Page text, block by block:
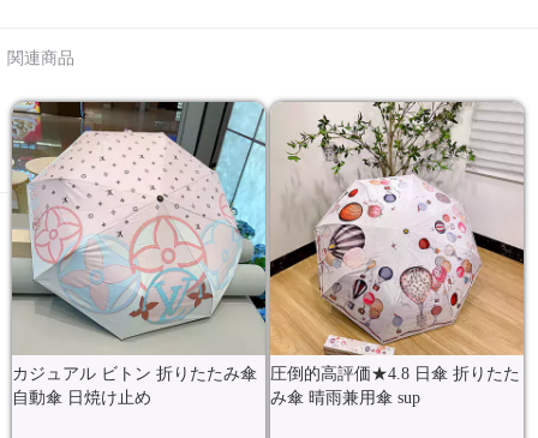
関連商品
カジュアル ビトン 折りたたみ傘
自動傘 日焼け止め
圧倒的高評価★4.8 日傘 折りたた
み傘 晴雨兼用傘 sup